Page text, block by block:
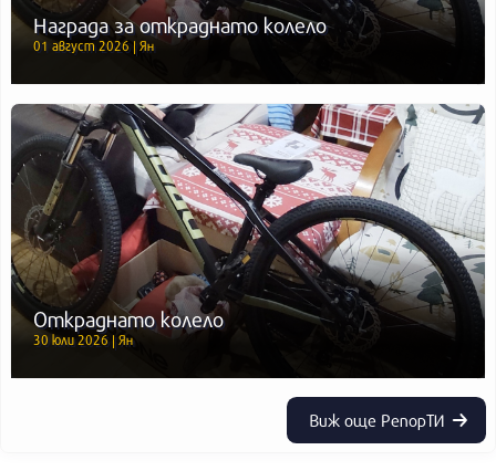
Награда за откраднато колело
01 август 2026 | Ян
Откраднато колело
30 юли 2026 | Ян
Виж още РепорТИ